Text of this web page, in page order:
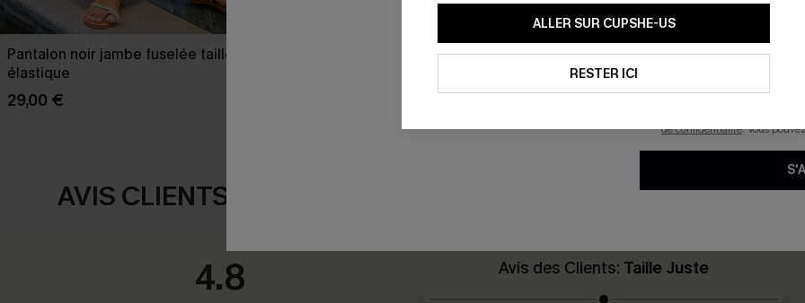
Pantalon noir jambe fuselée taille
élastique
29,00 €
Pantalon bleu en coton à taille élastiquée T-shirt à col en V texturé et
25,00 €
AVIS CLIENTS
4.8 Avis des Clients: Taille Juste
ALLER SUR CUPSHE-US
RESTER ICI
En soumettant votre adresse
mails marketing (y compris
reconnaissez avoir pris
pouvons utiliser les données
technologies de suivi, telles
savoir si ceux-ci ont été
personnaliser nos contenus
produits susceptibles de
de confidentialité. Vous